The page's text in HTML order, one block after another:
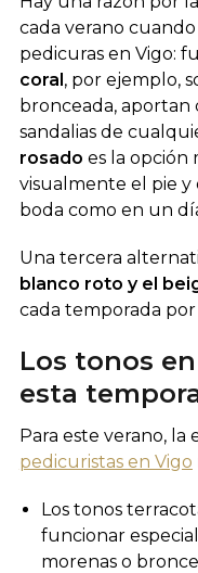
cada verano
pedicuras en Vigo:
coral, por ejemplo,
bronceada, aportan
sandalias de
rosado es la opción
visualmente el pie
boda como en un
Una tercera
blanco roto y el
cada temporada
Los tonos
esta
Para este verano, la
pedicuristas en Vigo
Los tonos
funcionar
morenas o